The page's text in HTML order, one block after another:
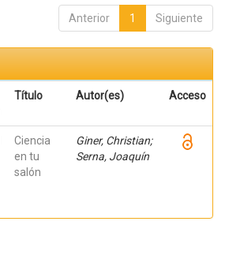
Anterior 1 Siguiente
Título Autor(es) Acceso
Ciencia
en tu
salón
Giner, Christian;
Serna, Joaquín